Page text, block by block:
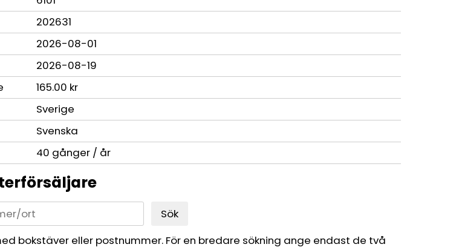
202631
2026-08-01
2026-08-19
165.00 kr
Sverige
Svenska
40 gånger / år
Sök
bokstäver eller postnummer. För en bredare sökning ange endast de två